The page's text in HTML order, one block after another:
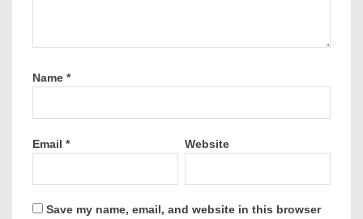
Name *
Email * Website
Save my name, email, and website in this browser